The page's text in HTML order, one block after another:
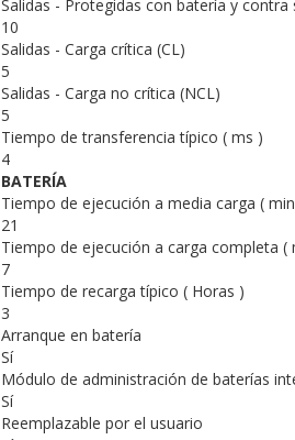
Salidas - Protegidas con batería y contra
10
Salidas - Carga crítica (CL)
5
Salidas - Carga no crítica (NCL)
5
Tiempo de transferencia típico ( ms )
4
BATERÍA
Tiempo de ejecución a media carga (
21
Tiempo de ejecución a carga completa (
7
Tiempo de recarga típico ( Horas )
3
Arranque en batería
Sí
Módulo de administración de baterías
Sí
Reemplazable por el usuario